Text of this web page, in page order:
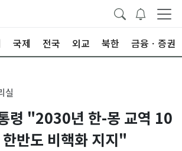
국제 전국 외교 북한 금융ㆍ증권
실
령 "2030년 한-몽 교역 10
반도 비핵화 지지"